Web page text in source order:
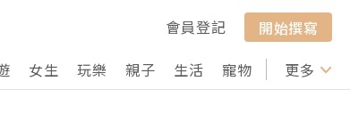
會員登記
開始撰寫
女生 玩樂 親子 生活 寵物 行山 打卡
更多